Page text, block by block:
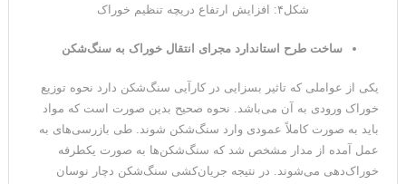
شکل۴: افزایش ارتفاع دریچه تنظیم خوراک
ساخت طرح استاندارد مجرای انتقال خوراک به سنگ‌شکن
یکی از عواملی که تاثیر بسزایی در کارآیی سنگ‌شکن دارد نحوه توزیع
خوراک ورودی به آن می‌باشد. نحوه صحیح بدین صورت است که مواد
باید به صورت کاملاً عمودی وارد سنگ‌شکن شوند. طی بازرسی‌های به
عمل آمده از مدار مشخص شد که سنگ‌شکن‌ها به صورت یکطرفه
خوراک‌دهی می‌شوند. در نتیجه جریان‌کشی سنگ‌شکن دچار نوسان